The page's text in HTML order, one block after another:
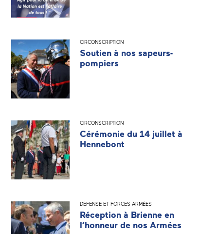
CIRCONSCRIPTION
Soutien à nos sapeurs-
pompiers
CIRCONSCRIPTION
Cérémonie du 14 juillet à
Hennebont
DÉFENSE ET FORCES ARMÉES
Réception à Brienne en
l’honneur de nos Armées